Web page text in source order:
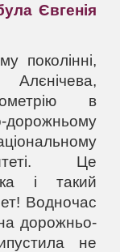
Євгенія
поколінні,
в
Це
і такий
Водночас
дорожньо-
не